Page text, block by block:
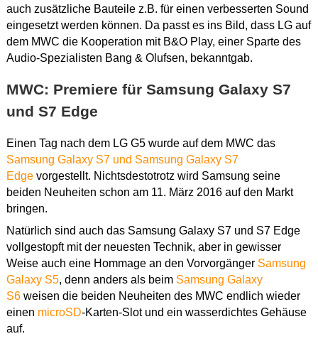
auch zusätzliche Bauteile z.B. für einen verbesserten Sound
eingesetzt werden können. Da passt es ins Bild, dass LG auf
dem MWC die Kooperation mit B&O Play, einer Sparte des
Audio-Spezialisten Bang & Olufsen, bekanntgab.
MWC: Premiere für Samsung Galaxy S7
und S7 Edge
Einen Tag nach dem LG G5 wurde auf dem MWC das
Samsung Galaxy S7 und Samsung Galaxy S7
Edgevorgestellt. Nichtsdestotrotz wird Samsung seine
beiden Neuheiten schon am 11. März 2016 auf den Markt
bringen.
Natürlich sind auch das Samsung Galaxy S7 und S7 Edge
vollgestopft mit der neuesten Technik, aber in gewisser
Weise auch eine Hommage an den Vorvorgänger Samsung
Galaxy S5, denn anders als beim Samsung Galaxy
S6weisen die beiden Neuheiten des MWC endlich wieder
einen microSD-Karten-Slot und ein wasserdichtes Gehäuse
auf.